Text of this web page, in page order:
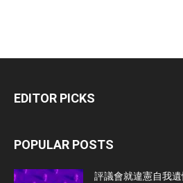
EDITOR PICKS
POPULAR POSTS
評議會就違憲自我